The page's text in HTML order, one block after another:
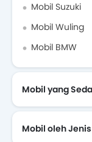
Mobil Suzuki
Mobil Wuling
Mobil BMW
Mobil yang
Mobil oleh